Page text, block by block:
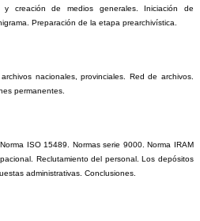
y creación de medios generales. Iniciación de
Preparación de la etapa prearchivística.
nacionales, provinciales. Red de archivos.
permanentes.
ISO 15489. Normas serie 9000. Norma IRAM
Reclutamiento del personal. Los depósitos
administrativas. Conclusiones.